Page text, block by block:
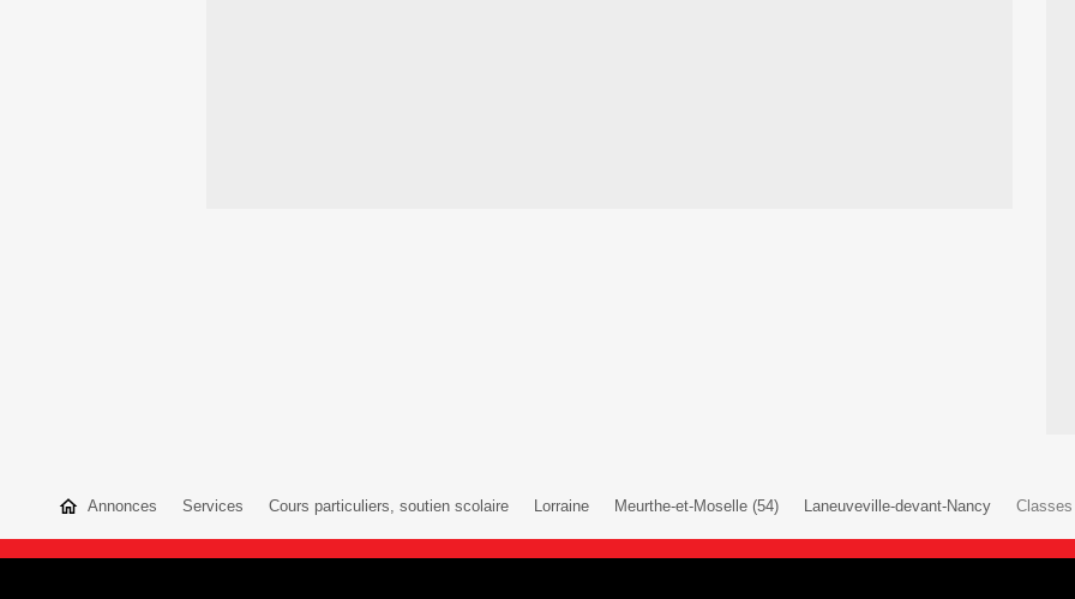
Annonces Services Cours particuliers, soutien scolaire Lorraine Meurthe-et-Moselle (54) Laneuveville-devant-Nancy